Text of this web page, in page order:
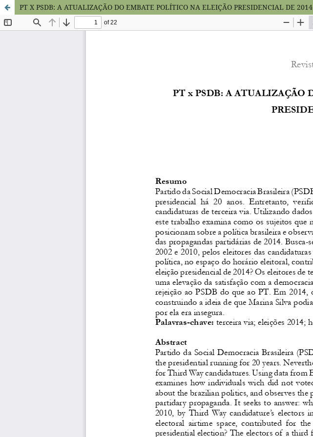
PT X PSDB: A ATUALIZAÇÃO DO EMBATE POLÍTICO NA ELEIÇÃO PRESIDENCIAL DE 2014